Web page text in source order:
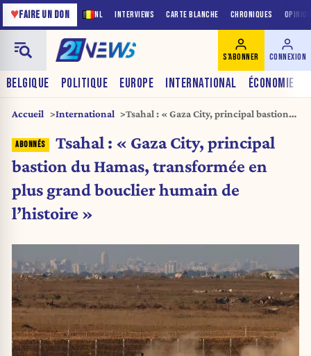
NL INTERVIEWS CARTE BLANCHE CHRONIQUES
♥FAIRE UN DON
BELGIQUE POLITIQUE EUROPE INTERNATIONAL ÉCONOMIE
S'ABONNER CONNEXION
Accueil International
Tsahal : « Gaza City, principal bastion
bouclier humain de l’histoire »
Tsahal : « Gaza City, principal
bastion du Hamas, transformée en
plus grand bouclier humain de
l’histoire »